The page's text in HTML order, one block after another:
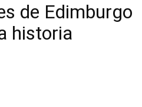
de Edimburgo
historia